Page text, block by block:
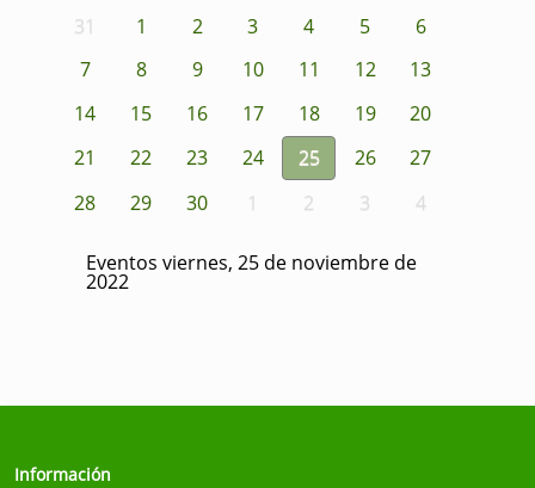
31 1 2 3 4 5
6
7
8 9 10 11 12
13
14
15 16 17 18 19
20
21
22 23 24 25 26
27
28
29 30 1 2 3 4
Eventos viernes, 25 de noviembre de
2022
Información